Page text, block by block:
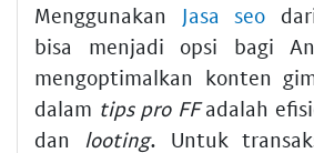
Menggunakan Jasa seo
bisa menjadi opsi bagi
mengoptimalkan konten
dalam tips pro FFadalah
dan looting. Untuk